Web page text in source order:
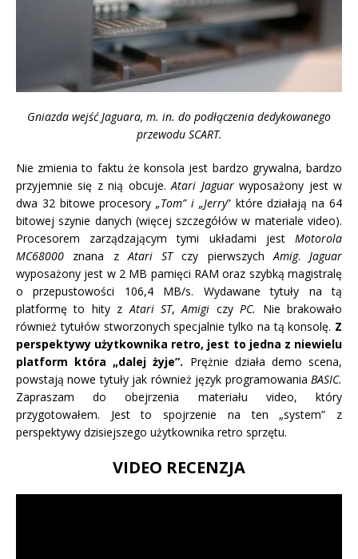
Gniazda wejść Jaguara, m. in. do podłączenia dedykowanego
przewodu SCART.
Nie zmienia to faktu że konsola jest bardzo grywalna, bardzo
przyjemnie się z nią obcuje.Atari Jaguarwyposażony jest w
dwa 32 bitowe procesory„Tom” i „Jerry” które działają na 64
bitowej szynie danych (więcej szczegółów w materiale video).
Procesorem zarządzającym tymi układami jest Motorola
MC68000 znana zAtari STczy pierwszychAmig. Jaguar
wyposażony jest w 2 MB pamięci RAM oraz szybką magistralę
o przepustowości 106,4 MB/s. Wydawane tytuły na tą
platformę to hity zAtari ST,Amigi czyPC.
Nie brakowało
również tytułów stworzonych specjalnie tylko na tą konsolę. Z
perspektywy użytkownika retro, jest to jedna z niewielu
platform która „dalej żyje”. Prężnie działa demo scena,
powstają nowe tytuły jak również język programowania BASIC.
Zapraszam do obejrzenia materiału video, który
przygotowałem. Jest to spojrzenie na ten „system” z
perspektywy dzisiejszego użytkownika retro sprzętu.
VIDEO RECENZJA